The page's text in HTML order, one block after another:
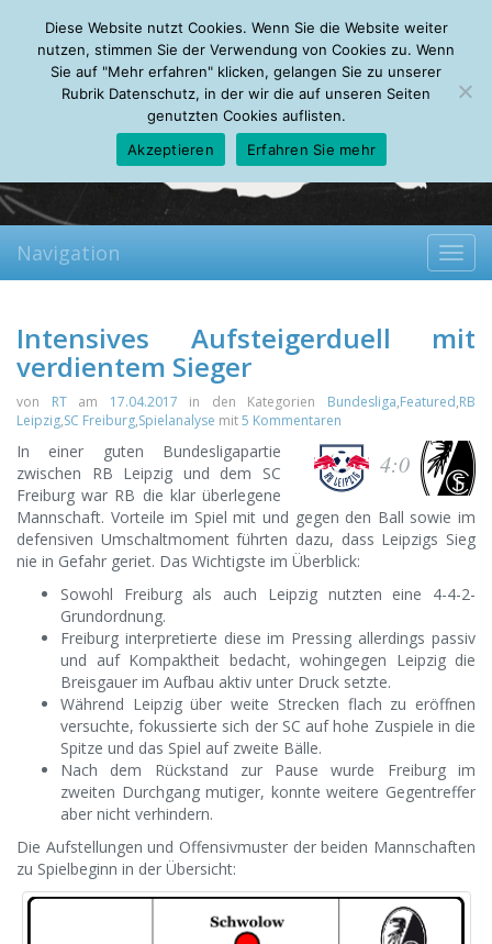
Friday, 07.08.2026
Mein Account
About Autoren Leseempfehlungen FAQ
Navigation
Intensives Aufsteigerduell mit
verdientem Sieger
von RTam 17.04.2017 in den Kategorien Bundesliga,Featured,RB
Leipzig,SC Freiburg,Spielanalyse mit5 Kommentaren
4:0
In einer guten Bundesligapartie
zwischen RB Leipzig und dem SC
Freiburg war RB die klar überlegene
Mannschaft. Vorteile im Spiel mit und gegen den Ball sowie im
defensiven Umschaltmoment führten dazu, dass Leipzigs Sieg
nie in Gefahr geriet. Das Wichtigste im Überblick:
Sowohl Freiburg als auch Leipzig nutzten eine 4-4-2-
Grundordnung.
Freiburg interpretierte diese im Pressing allerdings passiv
und auf Kompaktheit bedacht, wohingegen Leipzig die
Breisgauer im Aufbau aktiv unter Druck setzte.
Während Leipzig über weite Strecken flach zu eröffnen
versuchte, fokussierte sich der SC auf hohe Zuspiele in die
Spitze und das Spiel auf zweite Bälle.
Nach dem Rückstand zur Pause wurde Freiburg im
zweiten Durchgang mutiger, konnte weitere Gegentreffer
aber nicht verhindern.
Die Aufstellungen und Offensivmuster der beiden Mannschaften
zu Spielbeginn in der Übersicht:
Diese Website nutzt Cookies. Wenn Sie die Website weiter
nutzen, stimmen Sie der Verwendung von Cookies zu. Wenn
Sie auf "Mehr erfahren" klicken, gelangen Sie zu unserer
Rubrik Datenschutz, in der wir die auf unseren Seiten
genutzten Cookies auflisten.
Akzeptieren
Erfahren Sie mehr